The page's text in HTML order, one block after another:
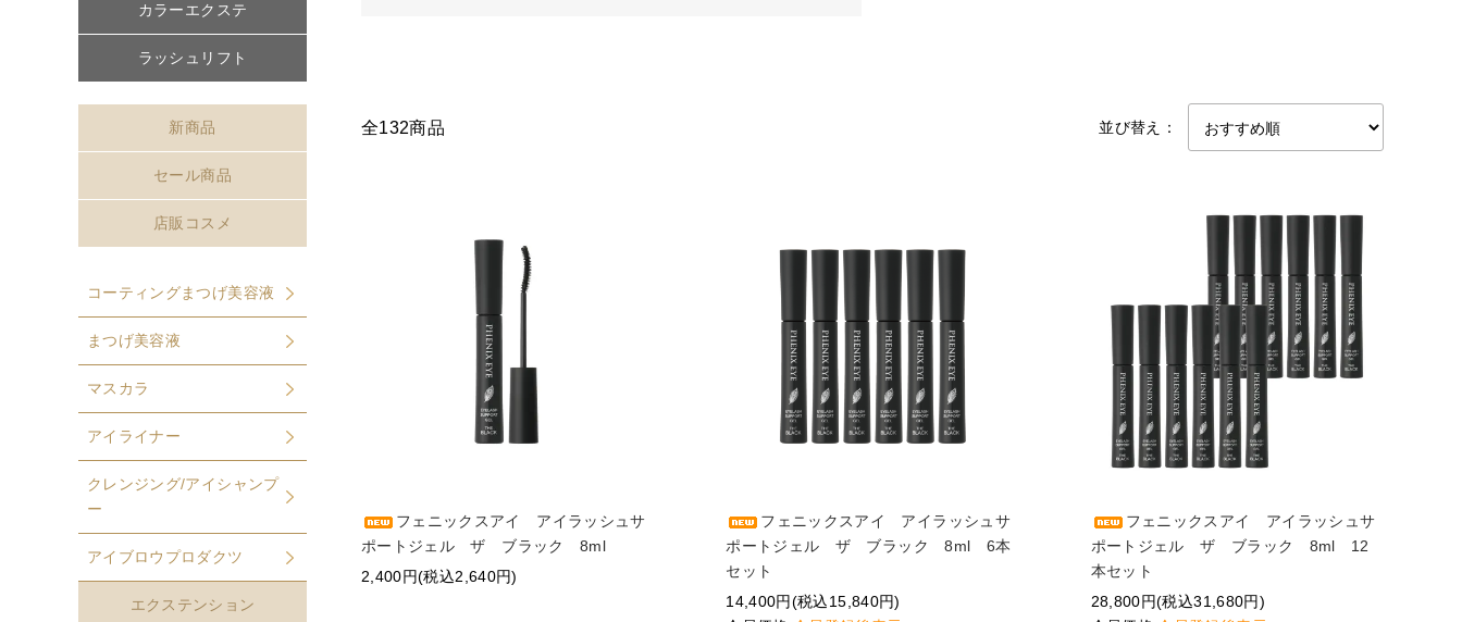
全132商品 並び替え：
フェニックスアイ アイラッシュサ
ポートジェル ザ ブラック 8ml
2,400円(税込2,640円)
フェニックスアイ アイラッシュサ
ポートジェル ザ ブラック 8ml 6本
セット
14,400円(税込15,840円)
フェニックスアイ アイラッシュサ
ポートジェル ザ ブラック 8ml 12
本セット
28,800円(税込31,680円)
カラーエクステ
ラッシュリフト
新商品
セール商品
店販コスメ
コーティングまつげ美容液
まつげ美容液
マスカラ
アイライナー
クレンジング/アイシャンプ
ー
アイブロウプロダクツ
エクステンション